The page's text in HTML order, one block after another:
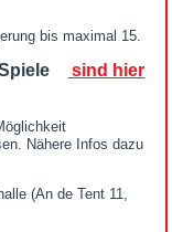
bis maximal 15.
Spiele
sind hier
Nähere Infos dazu
(An de Tent 11,